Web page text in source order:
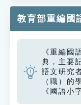
教育部重編國
《重編國
典，主要
語文研究
（職）的
《國語小